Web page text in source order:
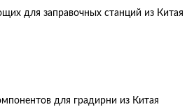
для заправочных станций из Китая
для градирни из Китая